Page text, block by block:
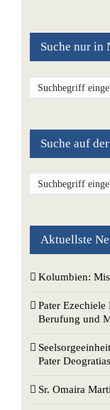
Suche nur in
Suche auf
Aktuellste
Kolumbien:
Pater
Berufung und
Pater
Sr. Omaira